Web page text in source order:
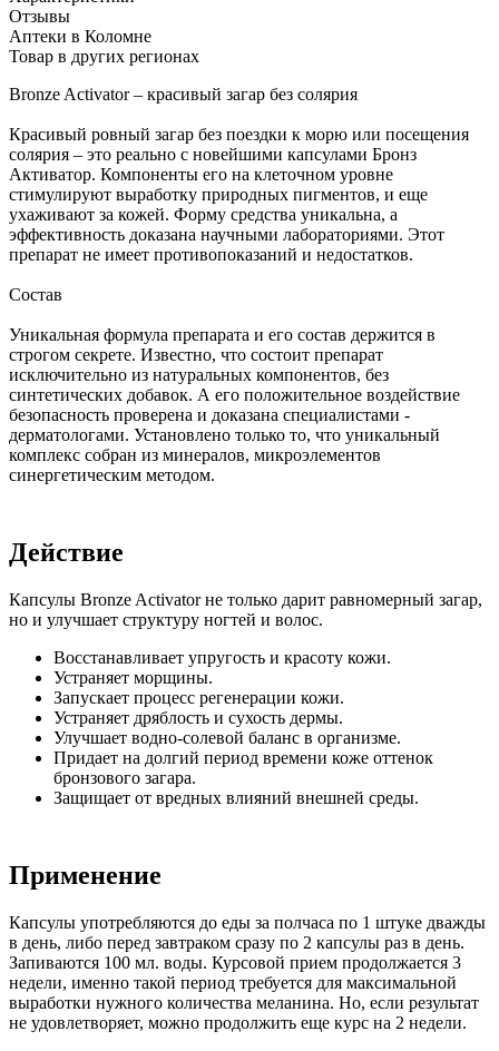
Отзывы
Аптеки в Коломне
Товар в других регионах
Bronze Activator – красивый загар без солярия
Красивый ровный загар без поездки к морю или посещения
солярия – это реально с новейшими капсулами Бронз
Активатор. Компоненты его на клеточном уровне
стимулируют выработку природных пигментов, и еще
ухаживают за кожей. Форму средства уникальна, а
эффективность доказана научными лабораториями. Этот
препарат не имеет противопоказаний и недостатков.
Состав
Уникальная формула препарата и его состав держится в
строгом секрете. Известно, что состоит препарат
исключительно из натуральных компонентов, без
синтетических добавок. А его положительное воздействие
безопасность проверена и доказана специалистами -
дерматологами. Установлено только то, что уникальный
комплекс собран из минералов, микроэлементов
синергетическим методом.
Действие
Капсулы Bronze Activator не только дарит равномерный загар,
но и улучшает структуру ногтей и волос.
Восстанавливает упругость и красоту кожи.
Устраняет морщины.
Запускает процесс регенерации кожи.
Устраняет дряблость и сухость дермы.
Улучшает водно-солевой баланс в организме.
Придает на долгий период времени коже оттенок
бронзового загара.
Защищает от вредных влияний внешней среды.
Применение
Капсулы употребляются до еды за полчаса по 1 штуке дважды
в день, либо перед завтраком сразу по 2 капсулы раз в день.
Запиваются 100 мл. воды. Курсовой прием продолжается 3
недели, именно такой период требуется для максимальной
выработки нужного количества меланина. Но, если результат
не удовлетворяет, можно продолжить еще курс на 2 недели.